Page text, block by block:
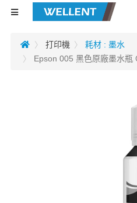
打印機
耗材 : 墨水
Epson 005 黑色原廠墨水瓶